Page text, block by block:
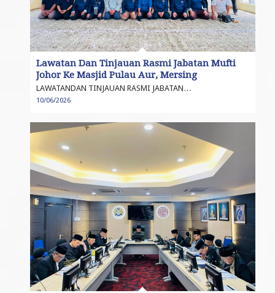
Lawatan Dan Tinjauan Rasmi Jabatan Mufti
Johor Ke Masjid Pulau Aur, Mersing
LAWATANDAN TINJAUAN RASMI JABATAN…
10/06/2026